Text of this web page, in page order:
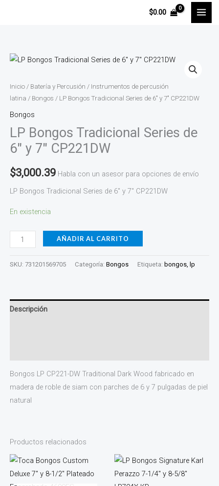
$0.00
Inicio / Batería y Percusión / Instrumentos de percusión
latina / Bongos / LP Bongos Tradicional Series de 6″ y 7″ CP221DW
Bongos
LP Bongos Tradicional Series de
6″ y 7″ CP221DW
$3,000.39 Habla con un asesor para opciones de envío
LP Bongos Tradicional Series de 6″ y 7″ CP221DW
En existencia
LP
Tradicional
Series
de
6"
y
7"
CP221DW
cantidad
AÑADIR AL CARRITO
SKU: 731201569705 Categoría: Bongos Etiqueta: bongos, lp
Descripción
Bongos LP CP221-DW Traditional Dark Wood fabricado en
madera de roble de siam con parches de 6 y 7 pulgadas de piel
natural
Productos relacionados